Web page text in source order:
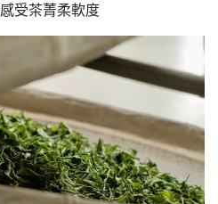
受茶菁柔軟度